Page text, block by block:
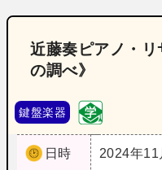
近藤奏ピアノ・
の調べ》
鍵盤楽器
日時
2024年11